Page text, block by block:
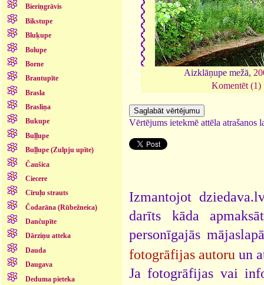
Bieriņgrāvis
Bikstupe
Bluķupe
Bolupe
Borne
Brantupīte
Brasla
Brasliņa
Bukupe
Buļļupe
Buļļupe (Zulpju upīte)
Čaušica
Ciecere
Cīruļu strauts
Čodarāna (Rūbežneica)
Dančupīte
Dārziņu atteka
Dauda
Daugava
Deduma pieteka
Aizklāņupe mežā,
Komentēt (1)
Vērtējums ietekmē attēla atrašanos
Izmantojot
darīts kāda
personīgajās
fotogrāfijas autoru un
Ja fotogrāfijas vai